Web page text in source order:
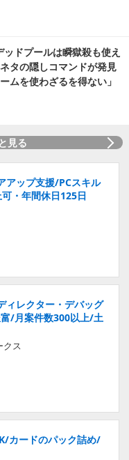
ドプールは瞬獄殺も使え
タの隠しコマンドが発見
ムを使わざるを得ない」
見る
アップ支援/PCスキル
・年間休日125日
ィレクター・デバッグ
/月案件数300以上/土
ス
カードのパック詰め/